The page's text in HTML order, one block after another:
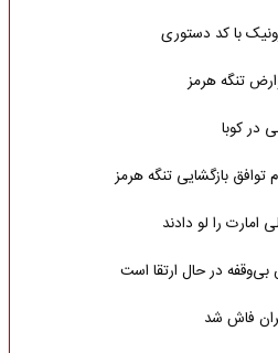
با کد دستوری
تنگه هرمز
در کوبا
توافق بازگشایی تنگه هرمز
امارت را لو دادند
در حال ارتقا است
فاش شد